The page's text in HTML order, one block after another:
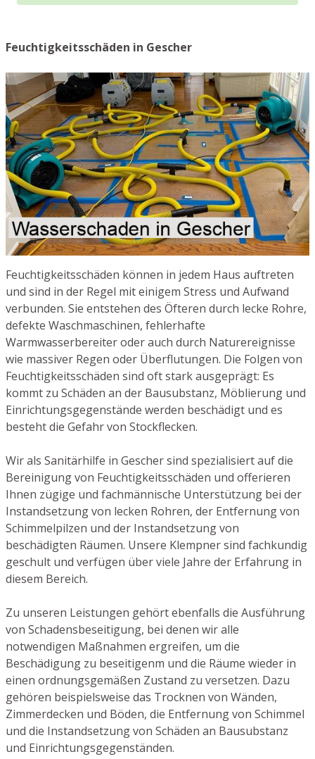
Feuchtigkeitsschäden in Gescher
Feuchtigkeitsschäden können in jedem Haus auftreten
und sind in der Regel mit einigem Stress und Aufwand
verbunden. Sie entstehen des Öfteren durch lecke Rohre,
defekte Waschmaschinen, fehlerhafte
Warmwasserbereiter oder auch durch Naturereignisse
wie massiver Regen oder Überflutungen. Die Folgen von
Feuchtigkeitsschäden sind oft stark ausgeprägt: Es
kommt zu Schäden an der Bausubstanz, Möblierung und
Einrichtungsgegenstände werden beschädigt und es
besteht die Gefahr von Stockflecken.
Wir als Sanitärhilfe in Gescher sind spezialisiert auf die
Bereinigung von Feuchtigkeitsschäden und offerieren
Ihnen zügige und fachmännische Unterstützung bei der
Instandsetzung von lecken Rohren, der Entfernung von
Schimmelpilzen und der Instandsetzung von
beschädigten Räumen. Unsere Klempner sind fachkundig
geschult und verfügen über viele Jahre der Erfahrung in
diesem Bereich.
Zu unseren Leistungen gehört ebenfalls die Ausführung
von Schadensbeseitigung, bei denen wir alle
notwendigen Maßnahmen ergreifen, um die
Beschädigung zu beseitigenm und die Räume wieder in
einen ordnungsgemäßen Zustand zu versetzen. Dazu
gehören beispielsweise das Trocknen von Wänden,
Zimmerdecken und Böden, die Entfernung von Schimmel
und die Instandsetzung von Schäden an Bausubstanz
und Einrichtungsgegenständen.